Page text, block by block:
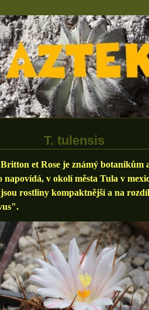
T. tulensis
Britton et Rose je známý
v okolí města Tula v
rostliny kompaktnější a na